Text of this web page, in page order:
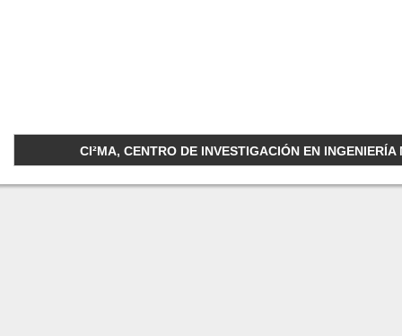
CI²MA, CENTRO DE INVESTIGACIÓN EN